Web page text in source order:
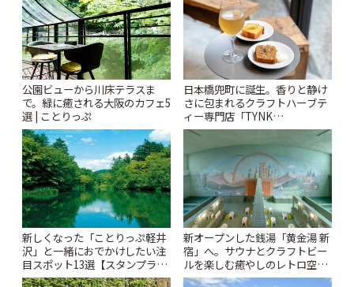
公園ビューから川床テラスま
で。緑に癒される大阪のカフェ5
選 | ことりっぷ
日本橋兜町に誕生。香りと静け
さに包まれるクラフトハーブテ
ィー専門店「TYNK
Kabutocho」 | ことりっぷ
新しくなった「ことりっぷ軽井
沢」と一緒におでかけしたい注
目スポット13選【スタンプラリ
ー開催中】 | ことりっぷ
新オープンした銭湯「黄金湯 新
宿」へ。サウナとクラフトビー
ルを楽しむ癒やしのレトロ空間
| ことりっぷ